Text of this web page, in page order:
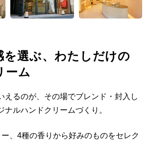
を選ぶ、わたしだけの
ーム
えるのが、その場でブレンド・封入し
ナルハンドクリームづくり。
、4種の香りから好みのものをセレク